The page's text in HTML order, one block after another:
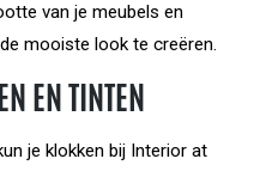
van je meubels en
mooiste look te creëren.
EN TINTEN
je klokken bij Interior at